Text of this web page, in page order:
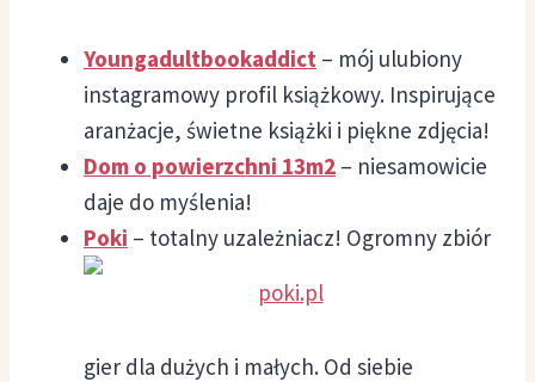
Youngadultbookaddict – mój ulubiony
instagramowy profil książkowy. Inspirujące
aranżacje, świetne książki i piękne zdjęcia!
Dom o powierzchni 13m2 – niesamowicie
daje do myślenia!
poki.pl
Poki – totalny uzależniacz! Ogromny zbiór
gier dla dużych i małych. Od siebie